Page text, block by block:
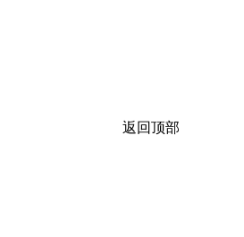
返回顶部